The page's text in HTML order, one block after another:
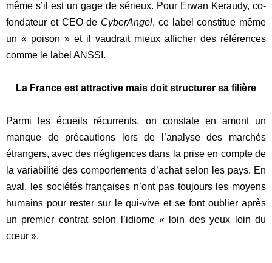
même s’il est un gage de sérieux. Pour Erwan Keraudy, co-
fondateur et CEO de CyberAngel, ce label constitue même
un « poison » et il vaudrait mieux afficher des références
comme le label ANSSI.
La France est attractive mais doit structurer sa filière
Parmi les écueils récurrents, on constate en amont un
manque de précautions lors de l’analyse des marchés
étrangers, avec des négligences dans la prise en compte de
la variabilité des comportements d’achat selon les pays. En
aval, les sociétés françaises n’ont pas toujours les moyens
humains pour rester sur le qui-vive et se font oublier après
un premier contrat selon l’idiome « loin des yeux loin du
cœur ».